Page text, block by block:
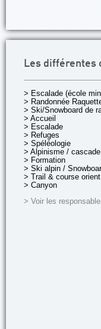
Les différentes
> Escalade (école
> Randonnée
> Ski/Snowboard de
> Accueil
> Escalade
> Refuges
> Spéléologie
> Alpinisme / cascade
> Formation
> Ski alpin /
> Trail & course
> Canyon
> Voir les